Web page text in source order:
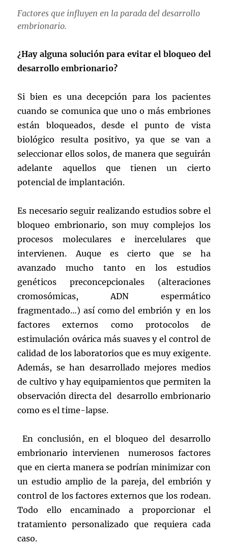
Factores que influyen en la parada del desarrollo
embrionario.
¿Hay alguna solución para evitar el bloqueo del
desarrollo embrionario?
Si bien es una decepción para los pacientes
cuando se comunica que uno o más embriones
están bloqueados, desde el punto de vista
biológico resulta positivo, ya que se van a
seleccionar ellos solos, de manera que seguirán
adelante aquellos que tienen un cierto
potencial de implantación.
Es necesario seguir realizando estudios sobre el
bloqueo embrionario, son muy complejos los
procesos moleculares e inercelulares que
intervienen. Auque es cierto que se ha
avanzado mucho tanto en los estudios
genéticos preconcepcionales (alteraciones
cromosómicas, ADN espermático
fragmentado…) así como del embrión y en los
factores externos como protocolos de
estimulación ovárica más suaves y el control de
calidad de los laboratorios que es muy exigente.
Además, se han desarrollado mejores medios
de cultivo y hay equipamientos que permiten la
observación directa del desarrollo embrionario
como es el time-lapse.
En conclusión, en el bloqueo del desarrollo
embrionario intervienen numerosos factores
que en cierta manera se podrían minimizar con
un estudio amplio de la pareja, del embrión y
control de los factores externos que los rodean.
Todo ello encaminado a proporcionar el
tratamiento personalizado que requiera cada
caso.